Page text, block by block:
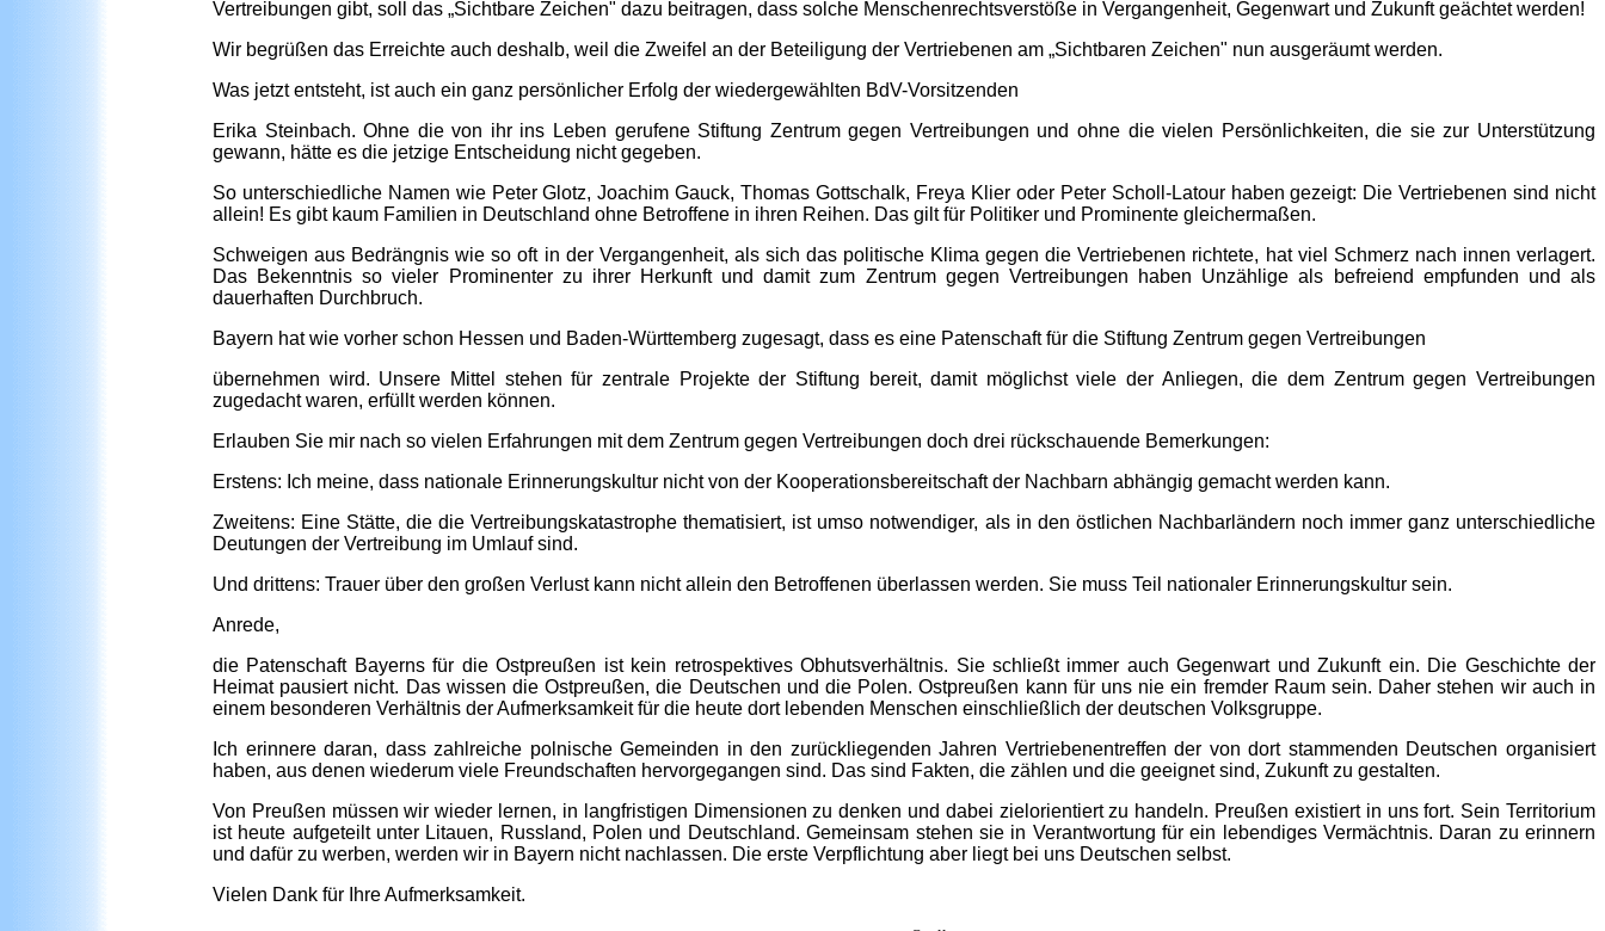
Vertreibungen gibt, soll das „Sichtbare Zeichen" dazu beitragen, dass solche Menschenrechtsverstöße in Vergangenheit, Gegenwart und Zukunft geächtet werden!
Wir begrüßen das Erreichte auch deshalb, weil die Zweifel an der Beteiligung der Vertriebenen am „Sichtbaren Zeichen" nun ausgeräumt werden.
Was jetzt entsteht, ist auch ein ganz persönlicher Erfolg der wiedergewählten BdV-Vorsitzenden
Erika Steinbach. Ohne die von ihr ins Leben gerufene Stiftung Zentrum gegen Vertreibungen und ohne die vielen Persönlichkeiten, die sie zur Unterstützung
gewann, hätte es die jetzige Entscheidung nicht gegeben.
So unterschiedliche Namen wie Peter Glotz, Joachim Gauck, Thomas Gottschalk, Freya Klier oder Peter Scholl-Latour haben gezeigt: Die Vertriebenen sind nicht
allein! Es gibt kaum Familien in Deutschland ohne Betroffene in ihren Reihen. Das gilt für Politiker und Prominente gleichermaßen.
Schweigen aus Bedrängnis wie so oft in der Vergangenheit, als sich das politische Klima gegen die Vertriebenen richtete, hat viel Schmerz nach innen verlagert.
Das Bekenntnis so vieler Prominenter zu ihrer Herkunft und damit zum Zentrum gegen Vertreibungen haben Unzählige als befreiend empfunden und als
dauerhaften Durchbruch.
Bayern hat wie vorher schon Hessen und Baden-Württemberg zugesagt, dass es eine Patenschaft für die Stiftung Zentrum gegen Vertreibungen
übernehmen wird. Unsere Mittel stehen für zentrale Projekte der Stiftung bereit, damit möglichst viele der Anliegen, die dem Zentrum gegen Vertreibungen
zugedacht waren, erfüllt werden können.
Erlauben Sie mir nach so vielen Erfahrungen mit dem Zentrum gegen Vertreibungen doch drei rückschauende Bemerkungen:
Erstens: Ich meine, dass nationale Erinnerungskultur nicht von der Kooperationsbereitschaft der Nachbarn abhängig gemacht werden kann.
Zweitens: Eine Stätte, die die Vertreibungskatastrophe thematisiert, ist umso notwendiger, als in den östlichen Nachbarländern noch immer ganz unterschiedliche
Deutungen der Vertreibung im Umlauf sind.
Und drittens: Trauer über den großen Verlust kann nicht allein den Betroffenen überlassen werden. Sie muss Teil nationaler Erinnerungskultur sein.
Anrede,
die Patenschaft Bayerns für die Ostpreußen ist kein retrospektives Obhutsverhältnis. Sie schließt immer auch Gegenwart und Zukunft ein. Die Geschichte der
Heimat pausiert nicht. Das wissen die Ostpreußen, die Deutschen und die Polen. Ostpreußen kann für uns nie ein fremder Raum sein. Daher stehen wir auch in
einem besonderen Verhältnis der Aufmerksamkeit für die heute dort lebenden Menschen einschließlich der deutschen Volksgruppe.
Ich erinnere daran, dass zahlreiche polnische Gemeinden in den zurückliegenden Jahren Vertriebenentreffen der von dort stammenden Deutschen organisiert
haben, aus denen wiederum viele Freundschaften hervorgegangen sind. Das sind Fakten, die zählen und die geeignet sind, Zukunft zu gestalten.
Von Preußen müssen wir wieder lernen, in langfristigen Dimensionen zu denken und dabei zielorientiert zu handeln. Preußen existiert in uns fort. Sein Territorium
ist heute aufgeteilt unter Litauen, Russland, Polen und Deutschland. Gemeinsam stehen sie in Verantwortung für ein lebendiges Vermächtnis. Daran zu erinnern
und dafür zu werben, werden wir in Bayern nicht nachlassen. Die erste Verpflichtung aber liegt bei uns Deutschen selbst.
Vielen Dank für Ihre Aufmerksamkeit.